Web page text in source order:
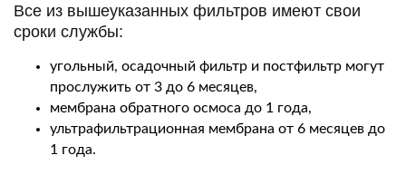
Все из вышеуказанных фильтров имеют свои
сроки службы:
угольный, осадочный фильтр и постфильтр могут
прослужить от 3 до 6 месяцев,
мембрана обратного осмоса до 1 года,
ультрафильтрационная мембрана от 6 месяцев до
1 года.